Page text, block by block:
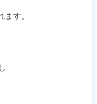
す。